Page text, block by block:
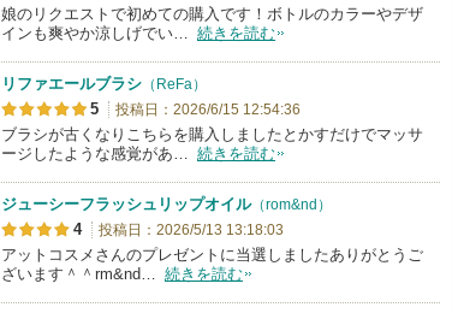
娘のリクエストで初めての購入です！ボトルのカラーやデザ
インも爽やか涼しげでい… 続きを読む
リファエールブラシ （ReFa）
5 投稿日：2026/6/15 12:54:36
ブラシが古くなりこちらを購入しましたとかすだけでマッサ
ージしたような感覚があ… 続きを読む
ジューシーフラッシュリップオイル（rom&nd）
4 投稿日：2026/5/13 13:18:03
アットコスメさんのプレゼントに当選しましたありがとうご
ざいます＾＾rm&nd… 続きを読む